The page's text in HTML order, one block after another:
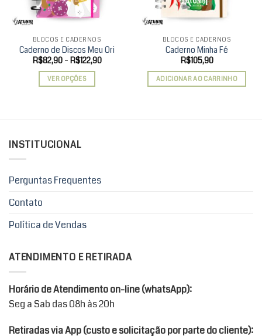
BLOCOS E CADERNOS
Caderno de Discos Meu Ori
R$82,90 – R$122,90Faixa
VER OPÇÕES
variantes.
podem
página
produto
BLOCOS E CADERNOS
Caderno Minha Fé
R$105,90
ADICIONAR AO CARRINHO
INSTITUCIONAL
Perguntas Frequentes
Contato
Política de Vendas
ATENDIMENTO E RETIRADA
Horário de Atendimento on-line (whatsApp):
Seg a Sab das 08h às 20h
Retiradas via App (custo e solicitação por parte do cliente):